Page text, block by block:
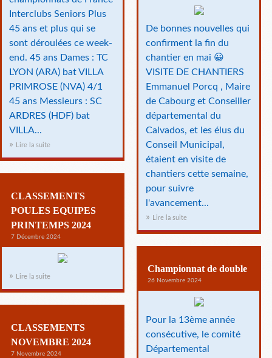
Interclubs Seniors Plus
45 ans et plus qui se
sont déroulées ce week-
end. 45 ans Dames : TC
LYON (ARA) bat VILLA
PRIMROSE (NVA) 4/1
45 ans Messieurs : SC
ARDRES (HDF) bat
VILLA...
Lire la suite
De bonnes nouvelles qui
confirment la fin du
chantier en mai 😀
VISITE DE CHANTIERS
Emmanuel Porcq , Maire
de Cabourg et Conseiller
départemental du
Calvados, et les élus du
Conseil Municipal,
étaient en visite de
chantiers cette semaine,
pour suivre
l'avancement...
Lire la suite
CLASSEMENTS
POULES EQUIPES
PRINTEMPS 2024
7 Décembre 2024
Lire la suite
Championnat de double
26 Novembre 2024
Pour la 13ème année
consécutive, le comité
Départemental
CLASSEMENTS
NOVEMBRE 2024
7 Novembre 2024